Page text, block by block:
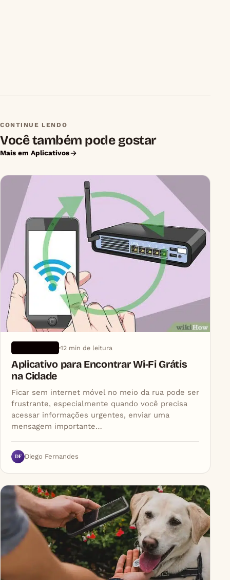
CONTINUE LENDO
Você também pode gostar
Mais em Aplicativos
12 min de leitura
Aplicativo para Encontrar Wi‑Fi Grátis
na Cidade
Ficar sem internet móvel no meio da rua pode ser
frustrante, especialmente quando você precisa
acessar informações urgentes, enviar uma
mensagem importante…
DF Diego Fernandes